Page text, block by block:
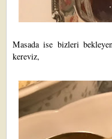
Masada ise bizleri
kereviz,